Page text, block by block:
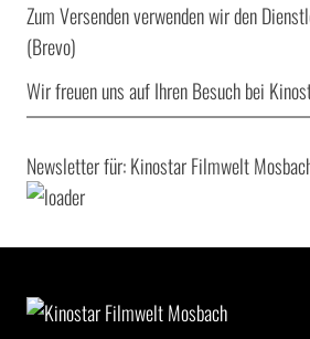
Zum Versenden verwenden wir den
(Brevo)
Wir freuen uns auf Ihren Besuch bei
Newsletter für: Kinostar Filmwelt